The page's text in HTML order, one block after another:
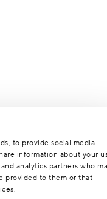
to provide social media
information about your
analytics partners who
provided to them or that